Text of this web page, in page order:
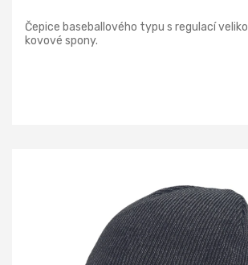
Čepice baseballového typu s regulací
kovové spony.